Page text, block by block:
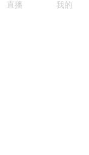
直播 我的